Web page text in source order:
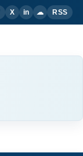
X in ☁ RSS